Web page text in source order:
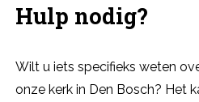
Hulp nodig?
Wilt u iets specifieks weten
onze kerk in Den Bosch? Het